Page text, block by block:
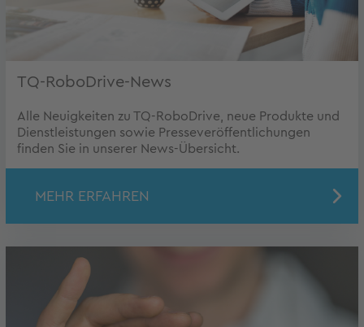
TQ-RoboDrive-News
Alle Neuigkeiten zu TQ-RoboDrive, neue Produkte und
Dienstleistungen sowie Presseveröffentlichungen
finden Sie in unserer News-Übersicht.
MEHR ERFAHREN